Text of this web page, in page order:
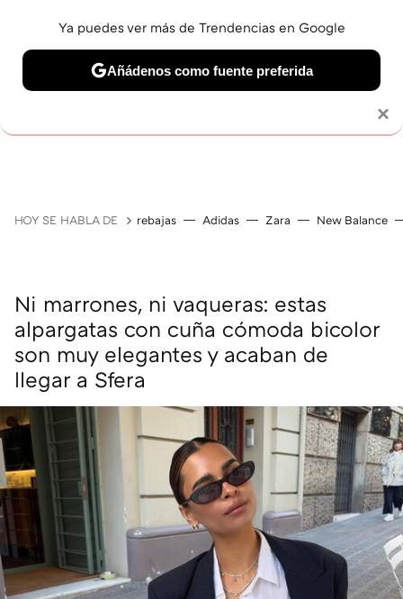
OFERTAS EN
HOY SE HABLA DE rebajas Adidas Zara New Balance
Ni marrones, ni vaqueras: estas
alpargatas con cuña cómoda bicolor
son muy elegantes y acaban de
llegar a Sfera
×
Ya puedes ver más de Trendencias en Google
Añádenos como fuente preferida